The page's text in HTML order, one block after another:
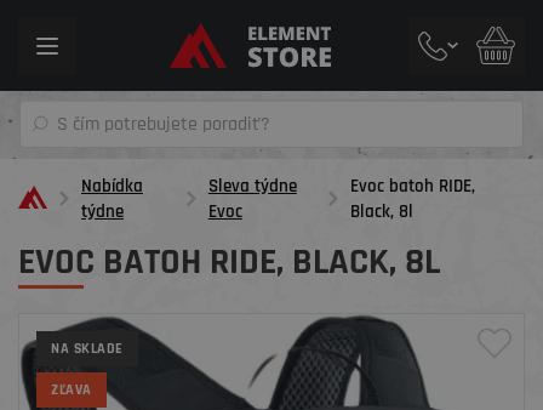
Toggle
Nabídka
týdne
Sleva týdne
Evoc
Evoc batoh RIDE,
Black, 8l
EVOC BATOH RIDE, BLACK, 8L
NA SKLADE
ZĽAVA